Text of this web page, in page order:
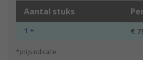
Aantal stuks
1 + €
*prijsindicatie